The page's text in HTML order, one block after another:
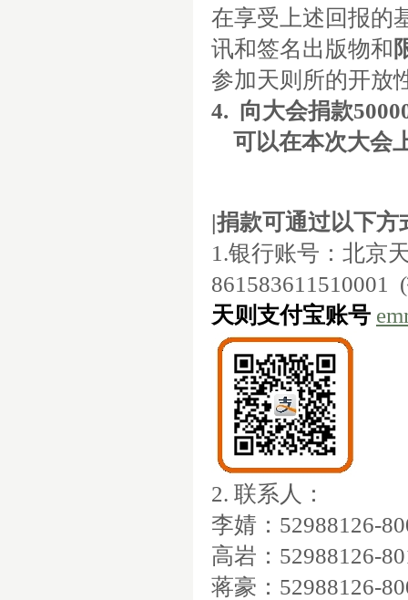
在享受上述回报的
讯和签名出版物和
参加天则所的开放
4. 向大会捐款
可以在本次大会
|捐款可通过以下方
1.银行账号：北京
861583611510001
(
天则支付宝账号
2. 联系人：
李婧： 52988126-
高岩： 52988126-
蒋豪： 52988126-